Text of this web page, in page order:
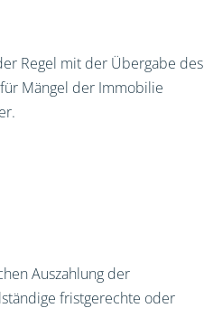
Regel mit der Übergabe des
Mängel der Immobilie
Auszahlung der
fristgerechte oder